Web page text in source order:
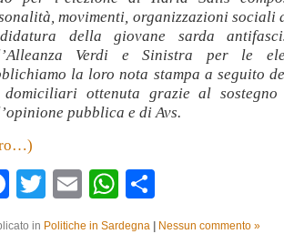
movimenti, organizzazioni sociali
della giovane sarda
Verdi e Sinistra per le
la loro nota stampa a seguito
ottenuta grazie al
pubblica e di Avs.
Facebook
TwitterEmailWhatsApp
in Politiche in Sardegna Nessun commento »